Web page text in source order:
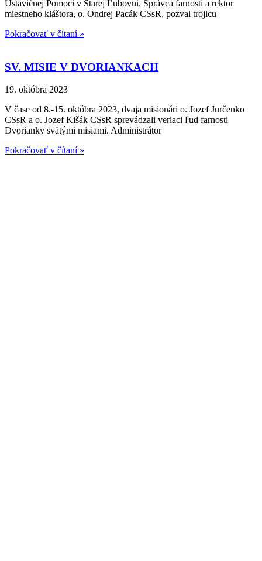
Ustavičnej Pomoci v Starej Ľubovni. Správca farnosti a rektor
miestneho kláštora, o. Ondrej Pacák CSsR, pozval trojicu
Pokračovať v čítaní »
SV. MISIE V DVORIANKACH
19. októbra 2023
V čase od 8.-15. októbra 2023, dvaja misionári o. Jozef Jurčenko
CSsR a o. Jozef Kišák CSsR sprevádzali veriaci ľud farnosti
Dvorianky svätými misiami. Administrátor
Pokračovať v čítaní »